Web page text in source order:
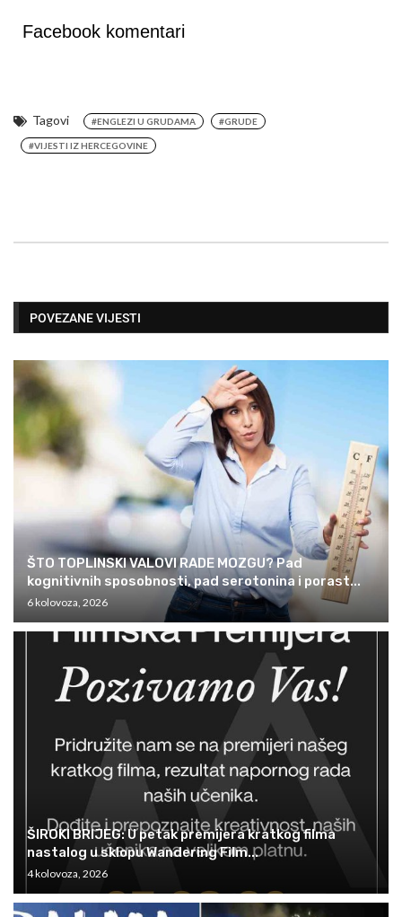
Facebook komentari
Tagovi #ENGLEZI U GRUDAMA #GRUDE
#VIJESTI IZ HERCEGOVINE
POVEZANE VIJESTI
ŠTO TOPLINSKI VALOVI RADE MOZGU? Pad
kognitivnih sposobnosti, pad serotonina i porast...
6 kolovoza, 2026
ŠIROKI BRIJEG: U petak premijera kratkog filma
nastalog u sklopu Wandering Film...
4 kolovoza, 2026